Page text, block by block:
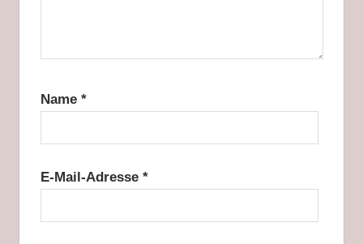
Name *
E-Mail-Adresse *